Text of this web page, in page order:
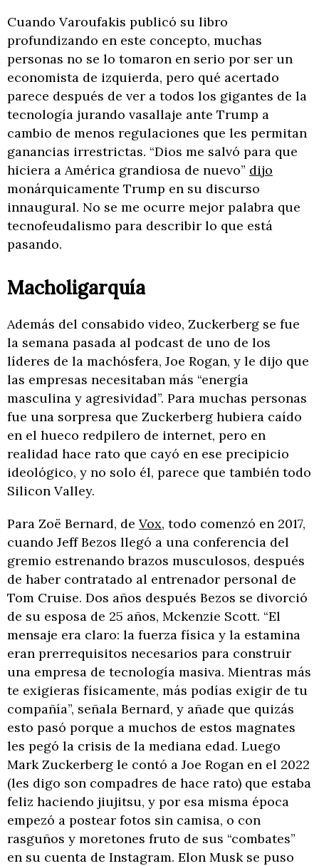
Cuando Varoufakis publicó su libro
profundizando en este concepto, muchas
personas no se lo tomaron en serio por ser un
economista de izquierda, pero qué acertado
parece después de ver a todos los gigantes de la
tecnología jurando vasallaje ante Trump a
cambio de menos regulaciones que les permitan
ganancias irrestrictas. “Dios me salvó para que
hiciera a América grandiosa de nuevo” dijo
monárquicamente Trump en su discurso
innaugural. No se me ocurre mejor palabra que
tecnofeudalismo para describir lo que está
pasando.
Macholigarquía
Además del consabido video, Zuckerberg se fue
la semana pasada al podcast de uno de los
líderes de la machósfera, Joe Rogan, y le dijo que
las empresas necesitaban más “energía
masculina y agresividad”. Para muchas personas
fue una sorpresa que Zuckerberg hubiera caído
en el hueco redpilero de internet, pero en
realidad hace rato que cayó en ese precipicio
ideológico, y no solo él, parece que también todo
Silicon Valley.
Para Zoë Bernard, de Vox, todo comenzó en 2017,
cuando Jeff Bezos llegó a una conferencia del
gremio estrenando brazos musculosos, después
de haber contratado al entrenador personal de
Tom Cruise. Dos años después Bezos se divorció
de su esposa de 25 años, Mckenzie Scott. “El
mensaje era claro: la fuerza física y la estamina
eran prerrequisitos necesarios para construir
una empresa de tecnología masiva. Mientras más
te exigieras físicamente, más podías exigir de tu
compañía”, señala Bernard, y añade que quizás
esto pasó porque a muchos de estos magnates
les pegó la crisis de la mediana edad. Luego
Mark Zuckerberg le contó a Joe Rogan en el 2022
(les digo son compadres de hace rato) que estaba
feliz haciendo jiujitsu, y por esa misma época
empezó a postear fotos sin camisa, o con
rasguños y moretones fruto de sus “combates”
en su cuenta de Instagram. Elon Musk se puso